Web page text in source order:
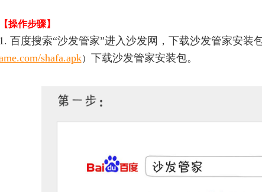
操作步骤】
百度搜索“沙发管家”进入沙发网，下载沙发管家安装
shafa.apk） 下载沙发管家安装包。